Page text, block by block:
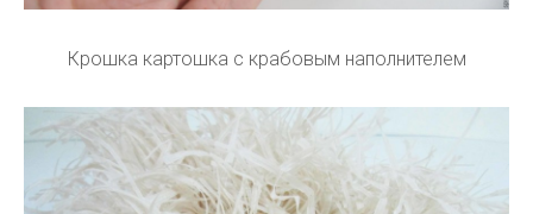
Крошка картошка с крабовым наполнителем